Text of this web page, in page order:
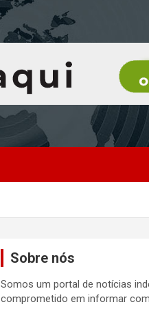
Sobre nós
Somos um portal de notícias
comprometido em informar